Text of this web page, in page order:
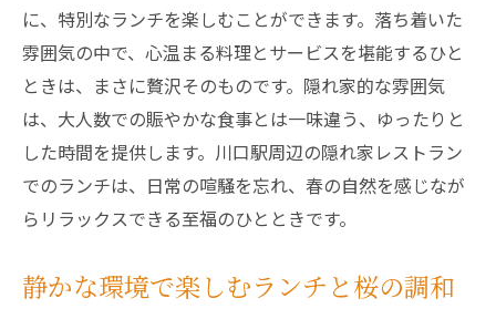
に、特別なランチを楽しむことができます。落ち着いた
雰囲気の中で、心温まる料理とサービスを堪能するひと
ときは、まさに贅沢そのものです。隠れ家的な雰囲気
は、大人数での賑やかな食事とは一味違う、ゆったりと
した時間を提供します。川口駅周辺の隠れ家レストラン
でのランチは、日常の喧騒を忘れ、春の自然を感じなが
らリラックスできる至福のひとときです。
静かな環境で楽しむランチと桜の調和